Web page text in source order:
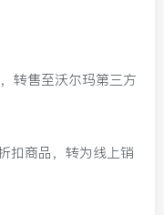
转售至沃尔玛第三方
扣商品，转为线上销